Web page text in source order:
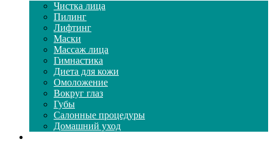
Чистка лица
Пилинг
Лифтинг
Маски
Массаж лица
Гимнастика
Диета для кожи
Омоложение
Вокруг глаз
Губы
Салонные процедуры
Домашний уход